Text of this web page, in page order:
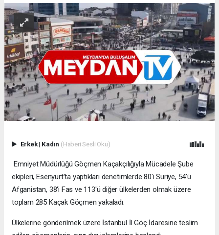
Erkek| Kadın (Haberi Sesli Oku)
Emniyet Müdürlüğü Göçmen Kaçakçılığıyla Mücadele Şube
ekipleri, Esenyurt'ta yaptıkları denetimlerde 80'i Suriye, 54'ü
Afganistan, 38'i Fas ve 113'ü diğer ülkelerden olmak üzere
toplam 285 Kaçak Göçmen yakaladı.
Ülkelerine gönderilmek üzere İstanbul İl Göç İdaresine teslim